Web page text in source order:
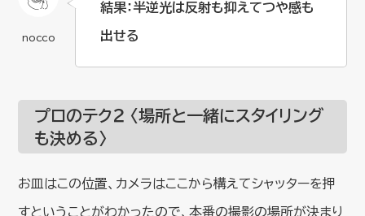
結果：半逆光は反射も抑えてつや感も
出せる
プロのテク２ 〈場所と一緒にスタイリング
も決める〉
お皿はこの位置、カメラはここから構えてシャッターを押
すということがわかったので、本番の撮影の場所が決まり